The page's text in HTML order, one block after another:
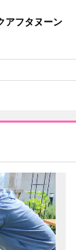
アフタヌーン